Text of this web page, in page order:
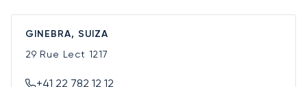
GINEBRA, SUIZA
29 Rue Lect 1217
+41 22 782 12 12